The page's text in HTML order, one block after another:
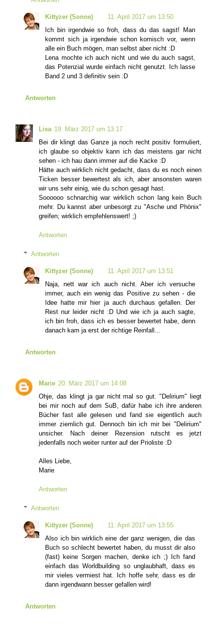
Kittyzer (Sonne)
11. April 2017 um 13:50
Ich bin irgendwie so froh, dass du das sagst! Man
kommt sich ja irgendwie schon komisch vor, wenn
alle ein Buch mögen, man selbst aber nicht :D
Lena mochte ich auch nicht und wie du auch sagst,
das Potenzial wurde einfach nicht genutzt. Ich lasse
Band 2 und 3 definitiv sein :D
Antworten
Lisa 19. März 2017 um 13:17
Bei dir klingt das Ganze ja noch recht positiv formuliert,
ich glaube so objektiv kann ich das meistens gar nicht
sehen - ich hau dann immer auf die Kacke :D
Hätte auch wirklich nicht gedacht, dass du es noch einen
Ticken besser bewertest als ich, aber ansonsten waren
wir uns sehr einig, wie du schon gesagt hast.
Soooooo schnarchig war wirklich schon lang kein Buch
mehr. Du kannst aber unbesorgt zu "Asche und Phönix"
greifen; wirklich empfehlenswert! ;)
Antworten
Antworten
Kittyzer (Sonne)
11. April 2017 um 13:51
Naja, nett war ich auch nicht. Aber ich versuche
immer, auch ein wenig das Positive zu sehen - die
Idee hatte mir hier ja auch durchaus gefallen. Der
Rest nur leider nicht :D Und wie ich ja auch sagte,
ich bin froh, dass ich es besser bewertet habe, denn
danach kam ja erst der richtige Reinfall...
Antworten
Marie 20. März 2017 um 14:08
Ohje, das klingt ja gar nicht mal so gut. "Delirium" liegt
bei mir noch auf dem SuB, dafür habe ich ihre anderen
Bücher fast alle gelesen und fand sie eigentlich auch
immer ziemlich gut. Dennoch bin ich mir bei "Delirium"
unsicher. Nach deiner Rezension rutscht es jetzt
jedenfalls noch weiter runter auf der Prioliste :D
Alles Liebe,
Marie
Antworten
Antworten
Kittyzer (Sonne)
11. April 2017 um 13:55
Also ich bin wirklich eine der ganz wenigen, die das
Buch so schlecht bewertet haben, du musst dir also
(fast) keine Sorgen machen, denke ich ;) Ich fand
einfach das Worldbuilding so unglaubhaft, dass es
mir vieles vermiest hat. Ich hoffe sehr, dass es dir
dann irgendwann besser gefallen wird!
Antworten